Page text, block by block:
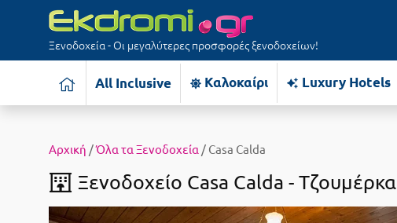
Ξενοδοχεία - Οι μεγαλύτερες προσφορές ξενοδοχείων!
All Inclusive Καλοκαίρι Luxury Hotels
Αρχική /Όλα τα Ξενοδοχεία / Casa Calda
Ξενοδοχείο Casa Calda -Τζουμέρκα